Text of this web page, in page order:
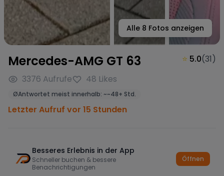
Alle 8 Fotos anzeigen
Mercedes-AMG GT 63
3376 Aufrufe 48 Likes
ØAntwortet meist innerhalb: ~~48+ Std.
⭐ 5.0(31)
Letzter Aufruf vor 15 Stunden
Besseres Erlebnis in der App
Schneller buchen & bessere
Benachrichtigungen
Öffnen